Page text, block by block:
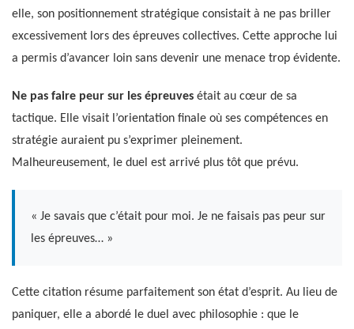
elle, son positionnement stratégique consistait à ne pas briller
excessivement lors des épreuves collectives. Cette approche lui
a permis d’avancer loin sans devenir une menace trop évidente.
Ne pas faire peur sur les épreuves était au cœur de sa
tactique. Elle visait l’orientation finale où ses compétences en
stratégie auraient pu s’exprimer pleinement.
Malheureusement, le duel est arrivé plus tôt que prévu.
« Je savais que c’était pour moi. Je ne faisais pas peur sur
les épreuves… »
Cette citation résume parfaitement son état d’esprit. Au lieu de
paniquer, elle a abordé le duel avec philosophie : que le